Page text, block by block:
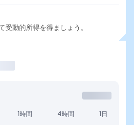
受動的所得を得ましょう。
1時間 4時間 1日